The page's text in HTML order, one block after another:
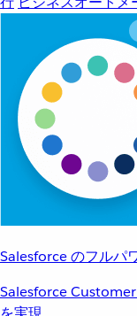
Salesforce のフルパ
Salesforce